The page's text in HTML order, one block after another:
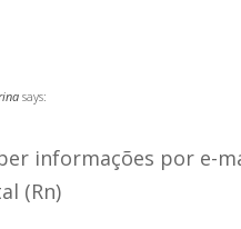
says:
informações por e-
(Rn)